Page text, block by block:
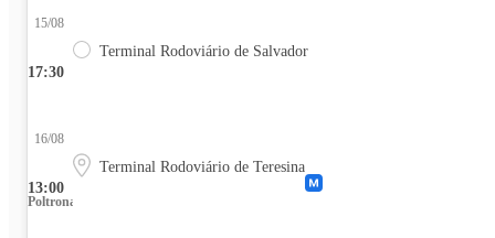
17:30
15/08
Terminal Rodoviário de Salvador
13:00
16/08
Terminal Rodoviário de Teresina
Poltrona